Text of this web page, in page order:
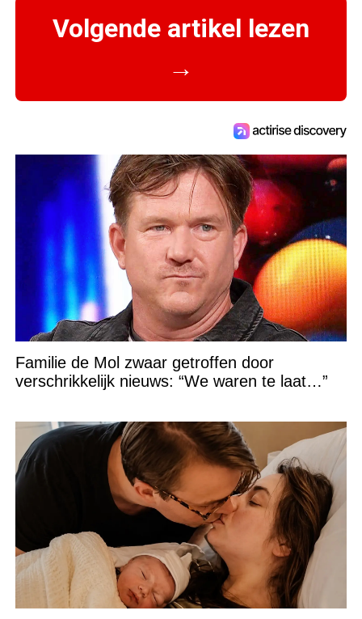
Volgende artikel lezen
→
Familie de Mol zwaar getroffen door
verschrikkelijk nieuws: “We waren te laat…”